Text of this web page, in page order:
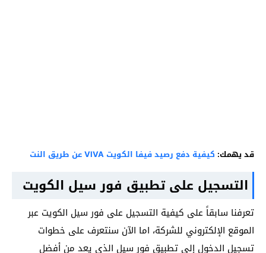
قد يهمك: كيفية دفع رصيد فيفا الكويت VIVA عن طريق النت
التسجيل على تطبيق فور سيل الكويت
تعرفنا سابقاً على كيفية التسجيل على فور سيل الكويت عبر
الموقع الإلكتروني للشركة، اما الآن سنتعرف على خطوات
تسجيل الدخول إلى تطبيق فور سيل الذي يعد من أفضل